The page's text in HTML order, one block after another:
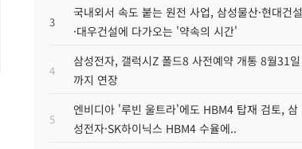
3
국내외서 속도 붙는 원전 사업, 삼성물산·현대건설
·대우건설에 다가오는 '약속의 시간'
4
삼성전자, 갤럭시Z 폴드8 사전예약 개통 8월31일
까지 연장
5
엔비디아 '루빈 울트라'에도 HBM4 탑재 검토, 삼
성전자·SK하이닉스 HBM4 수율에..